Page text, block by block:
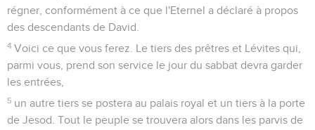
régner, conformément à ce que l'Eternel a déclaré à propos
des descendants de David.
4 Voici ce que vous ferez. Le tiers des prêtres et Lévites qui,
parmi vous, prend son service le jour du sabbat devra garder
les entrées,
5 un autre tiers se postera au palais royal et un tiers à la porte
de Jesod. Tout le peuple se trouvera alors dans les parvis de